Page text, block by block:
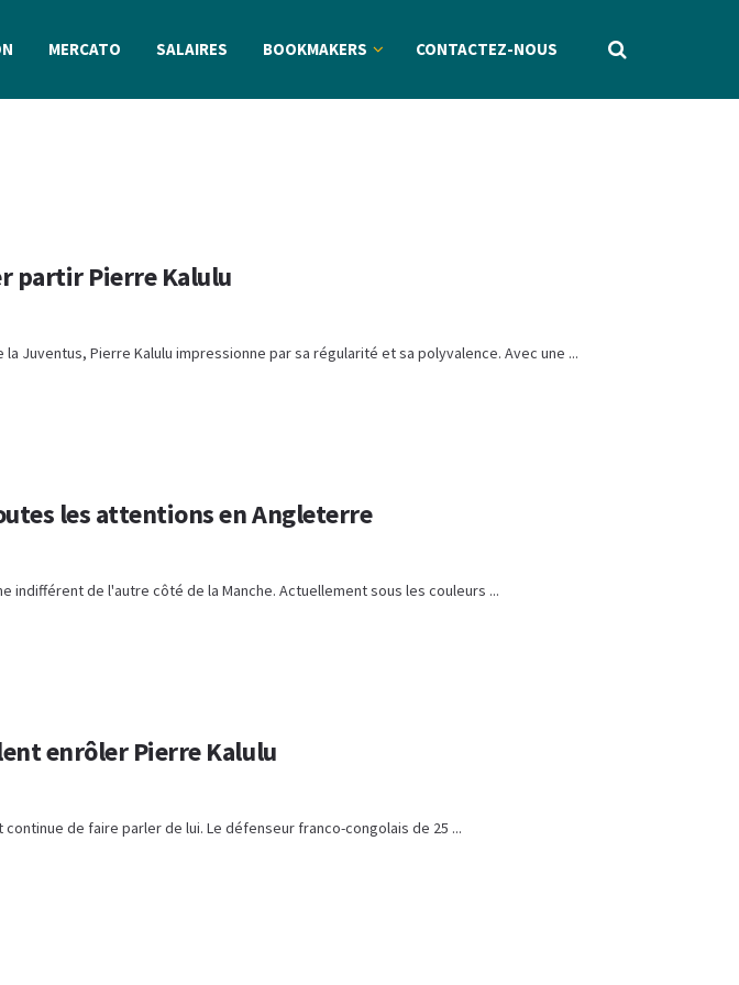
MERCATO SALAIRES BOOKMAKERS CONTACTEZ-NOUS
partir Pierre Kalulu
Juventus, Pierre Kalulu impressionne par sa régularité et sa polyvalence. Avec une ...
les attentions en Angleterre
indifférent de l'autre côté de la Manche. Actuellement sous les couleurs ...
enrôler Pierre Kalulu
de faire parler de lui. Le défenseur franco-congolais de 25 ...